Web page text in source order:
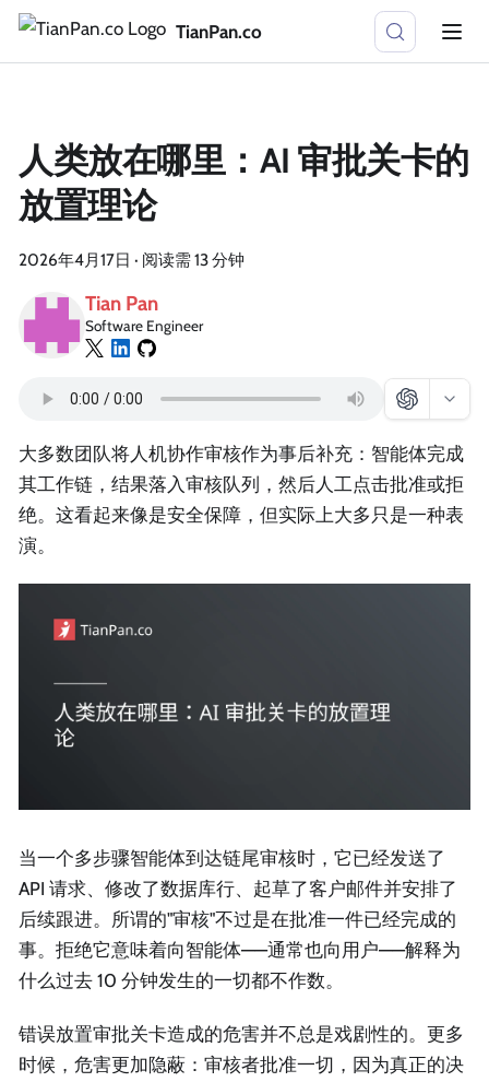
TianPan.co
人类放在哪里：AI 审批关卡的
放置理论
2026年4月17日 · 阅读需 13 分钟
Tian Pan
Software Engineer
大多数团队将人机协作审核作为事后补充：智能体完成
其工作链，结果落入审核队列，然后人工点击批准或拒
绝。这看起来像是安全保障，但实际上大多只是一种表
演。
当一个多步骤智能体到达链尾审核时，它已经发送了
API 请求、修改了数据库行、起草了客户邮件并安排了
后续跟进。所谓的"审核"不过是在批准一件已经完成的
事。拒绝它意味着向智能体——通常也向用户——解释为
什么过去 10 分钟发生的一切都不作数。
错误放置审批关卡造成的危害并不总是戏剧性的。更多
时候，危害更加隐蔽：审核者批准一切，因为真正的决